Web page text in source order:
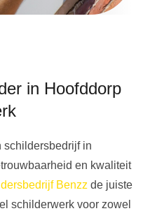
in Hoofddorp
schildersbedrijf in
en kwaliteit
Benzz de juiste
schilderwerk voor zowel